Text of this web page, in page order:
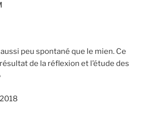
peu spontané que le mien. Ce
de la réflexion et l’étude des